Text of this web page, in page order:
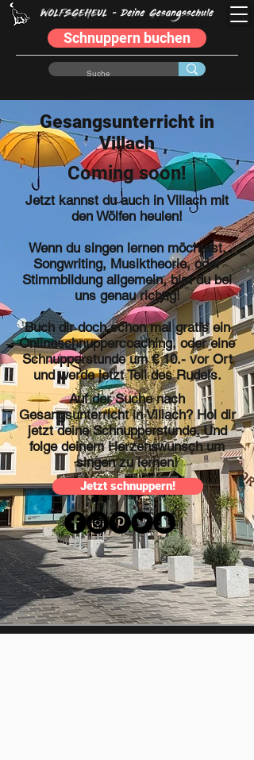
Schnuppern buchen
Gesangsunterricht in
Villach
Coming soon!
Jetzt kannst du auch in Villach mit
den Wölfen heulen!
Wenn du singen lernen möchtest,
Songwriting, Musiktheorie, oder
Stimmbildung allgemein, bist du bei
uns genau richtig!
Buch dir doch schon mal gratis ein
Onlineschnuppercoaching, oder eine
Schnupperstunde um € 10.- vor Ort
und werde jetzt Teil des Rudels.
Auf der Suche nach
Gesangsunterricht in Villach? Hol dir
jetzt deine Schnupperstunde. Und
folge deinem Herzenswunsch um
singen zu lernen!
Jetzt schnuppern!